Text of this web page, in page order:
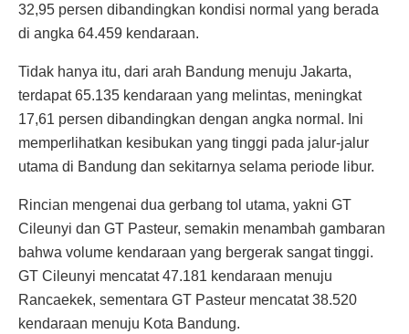
32,95 persen dibandingkan kondisi normal yang berada
di angka 64.459 kendaraan.
Tidak hanya itu, dari arah Bandung menuju Jakarta,
terdapat 65.135 kendaraan yang melintas, meningkat
17,61 persen dibandingkan dengan angka normal. Ini
memperlihatkan kesibukan yang tinggi pada jalur-jalur
utama di Bandung dan sekitarnya selama periode libur.
Rincian mengenai dua gerbang tol utama, yakni GT
Cileunyi dan GT Pasteur, semakin menambah gambaran
bahwa volume kendaraan yang bergerak sangat tinggi.
GT Cileunyi mencatat 47.181 kendaraan menuju
Rancaekek, sementara GT Pasteur mencatat 38.520
kendaraan menuju Kota Bandung.